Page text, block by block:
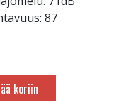
87
koriin